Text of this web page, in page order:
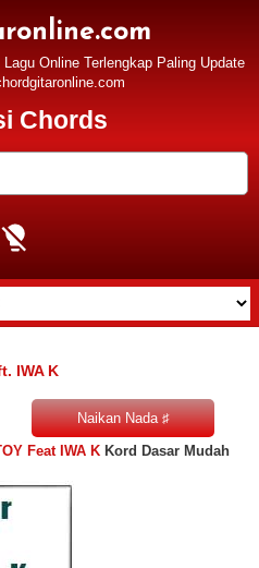
Online Terlengkap Paling Update
Chords
IWA K
Feat IWA K Kord Dasar Mudah